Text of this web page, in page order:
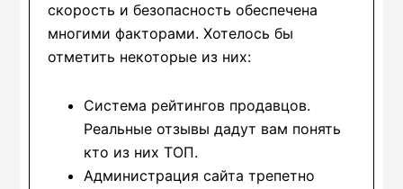
скорость и безопасность обеспечена
многими факторами. Хотелось бы
отметить некоторые из них:
Система рейтингов продавцов.
Реальные отзывы дадут вам понять
кто из них ТОП.
Администрация сайта трепетно